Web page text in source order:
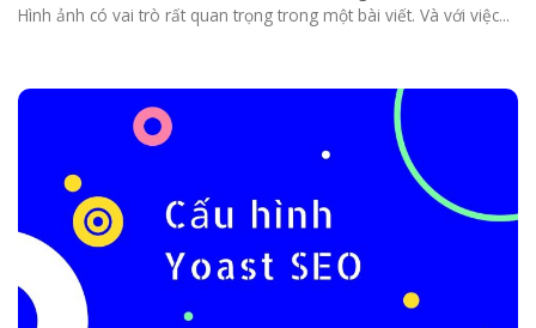
Hình ảnh có vai trò rất quan trọng trong một bài viết. Và với việc...